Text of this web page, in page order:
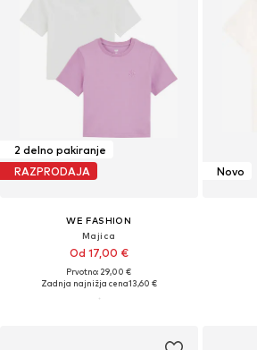
2 delno pakiranje
RAZPRODAJA
WE FASHION
Majica
Od 17,00 €
Prvotno: 29,00 €
Zadnja najnižja cena13,60 €
Novo